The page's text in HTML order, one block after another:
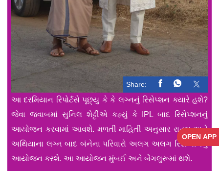
OPEN APP
Share:
આ દરમિયાન રિપોર્ટસે પૂછ્યુ કે કે લગ્નનું રિસેપ્શન ક્યારે હશે?
જેવા જવાબમાં સુનિલ શેટ્ટીએ કહ્યું કે IPL બાદ રિસેપ્શનનું
આયોજન કરવામાં આવશે. મળતી માહિતી અનુસાર રાહુલ અને
અથિયાના લગ્ન બાદ બંનેના પરિવારો અલગ અલગ રિસેપ્શનનું
આયોજન કરશે. આ આયોજન મુંબઈ અને બેંગલુરૂમાં થશે.